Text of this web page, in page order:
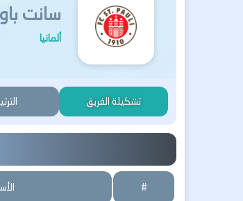
سانت
ألمانيا
تشكيلة الفريق
#